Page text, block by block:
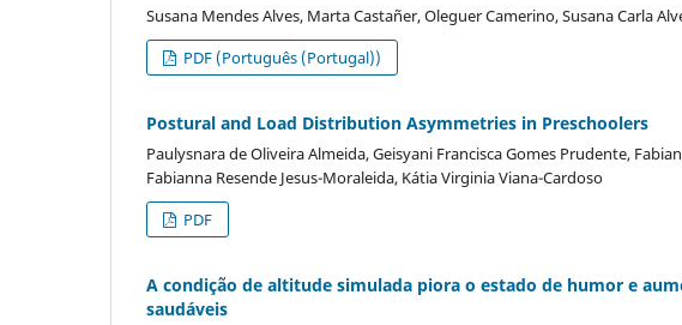
Susana Mendes Alves, Marta Castañer, Oleguer Camerino, Susana Carla
PDF (Português (Portugal))
Postural and Load Distribution Asymmetries in Preschoolers
Paulysnara de Oliveira Almeida, Geisyani Francisca Gomes Prudente,
Fabianna Resende Jesus-Moraleida, Kátia Virginia Viana-Cardoso
PDF
A condição de altitude simulada piora o estado de humor e
saudáveis